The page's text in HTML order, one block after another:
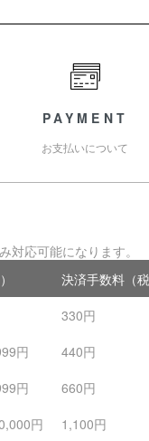
PAYMENT
お支払いについて
対応可能になります。
決済手数料（税
330円
円
440円
円
660円
円
1,100円